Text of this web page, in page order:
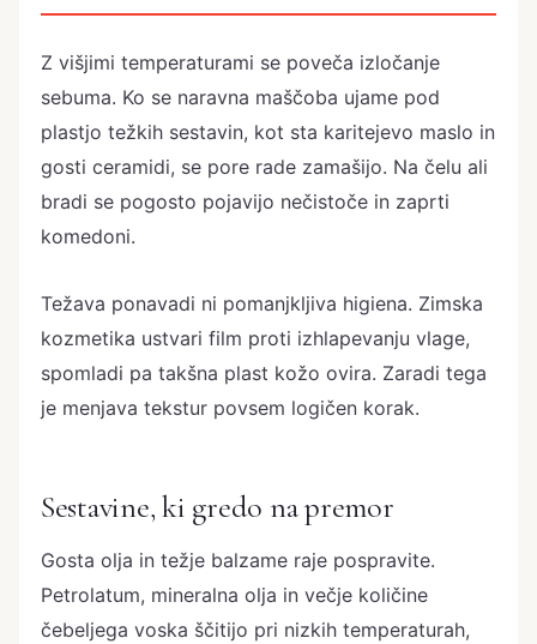
Z višjimi temperaturami se poveča izločanje
sebuma. Ko se naravna maščoba ujame pod
plastjo težkih sestavin, kot sta karitejevo maslo in
gosti ceramidi, se pore rade zamašijo. Na čelu ali
bradi se pogosto pojavijo nečistoče in zaprti
komedoni.
Težava ponavadi ni pomanjkljiva higiena. Zimska
kozmetika ustvari film proti izhlapevanju vlage,
spomladi pa takšna plast kožo ovira. Zaradi tega
je menjava tekstur povsem logičen korak.
Sestavine, ki gredo na premor
Gosta olja in težje balzame raje pospravite.
Petrolatum, mineralna olja in večje količine
čebeljega voska ščitijo pri nizkih temperaturah,